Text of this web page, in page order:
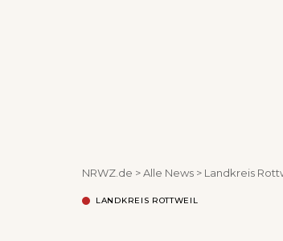
NRWZ.de >Alle News > Landkreis
LANDKREIS ROTTWEIL